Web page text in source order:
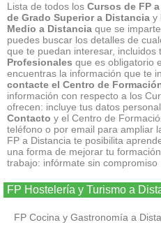
Lista de todos los Cursos de FP
de Grado Superior a Distancia y
Medio a Distancia que se
puedes buscar los detalles de
que te puedan interesar, incluidos
Profesionales que es obligatorio
encuentras la información que te
contacte el Centro de
información con respecto a los
ofrecen: incluye tus datos
Contacto y el Centro de
teléfono o por email para ampliar
FP a Distancia te posibilita
una forma de mejorar tu
trabajo: infórmate sin compromiso
FP Hostelería y Turismo a
FP Cocina y Gastronomía a